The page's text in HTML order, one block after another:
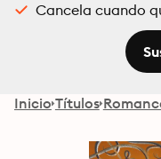
Cancela cuando
Inicio Títulos